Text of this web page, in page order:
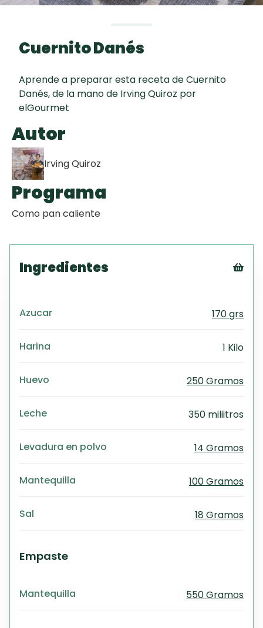
Galletas con
Chispas de
Cuernito Danés
Aprende a preparar esta receta de Cuernito
Danés, de la mano de Irving Quiroz por
elGourmet
Autor
Irving Quiroz
Programa
Como pan caliente
Ingredientes
Azucar 170 grs
Harina 1 Kilo
Huevo 250 Gramos
Leche 350 miliitros
Levadura en polvo 14 Gramos
Mantequilla 100 Gramos
Sal 18 Gramos
Empaste
Mantequilla 550 Gramos